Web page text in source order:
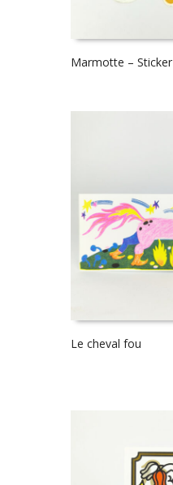
Marmotte – Sticker
Le cheval fou